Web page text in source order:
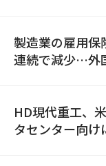
製造業の雇用保
連続で減少…外
HD現代重工、
タセンター向け